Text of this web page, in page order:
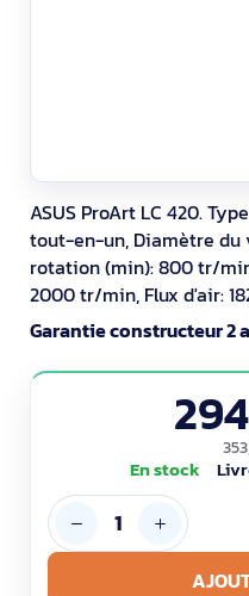
ASUS ProArt LC 420.
tout-en-un, Diamètre du
rotation (min): 800 tr/
2000 tr/min, Flux d'air:
Noir
Garantie constructeur 2
En stock